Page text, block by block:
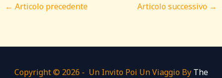
← Articolo precedente Articolo successivo →
Copyright © 2026 - Un Invito Poi Un Viaggio By The